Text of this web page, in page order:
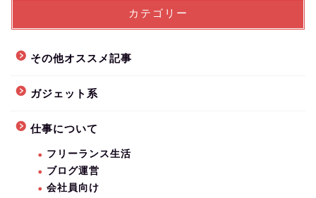
カテゴリー
その他オススメ記事
ガジェット系
仕事について
フリーランス生活
ブログ運営
会社員向け